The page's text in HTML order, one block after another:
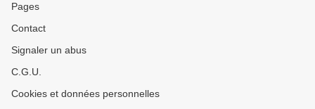
Pages
Contact
Signaler un abus
C.G.U.
Cookies et données personnelles